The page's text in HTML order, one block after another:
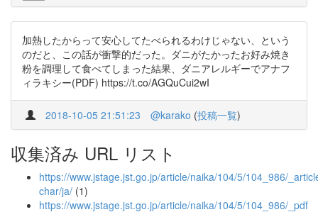
加熱したからって安心してたべられるわけじゃない、という
のだと、この話が衝撃的だった。ダニがたかったお好み焼き
粉を調理して食べてしまった結果、ダニアレルギーでアナフ
ィラキシー(PDF) https://t.co/AGQuCui2wI
2018-10-05 21:51:23 @karako (投稿一覧)
収集済み URL リスト
https://www.jstage.jst.go.jp/article/naika/104/5/104_986/
char/ja/ (1)
https://www.jstage.jst.go.jp/article/naika/104/5/104_986/_pdf